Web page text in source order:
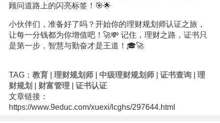
顾问道路上的闪亮标签！🎯🌟
小伙伴们，准备好了吗？开始你的理财规划师认证之旅，
让每一分钱都为你增值吧！🚀💸 记住，理财之路，证书只
是第一步，智慧与勤奋才是王道！🎓🚀
TAG： 教育| 理财规划师| 中级理财规划师| 证书查询
理
财规划
财富管理
证书认证
文章链接：
https://www.9educ.com/xuexi/lcghs/297644.html